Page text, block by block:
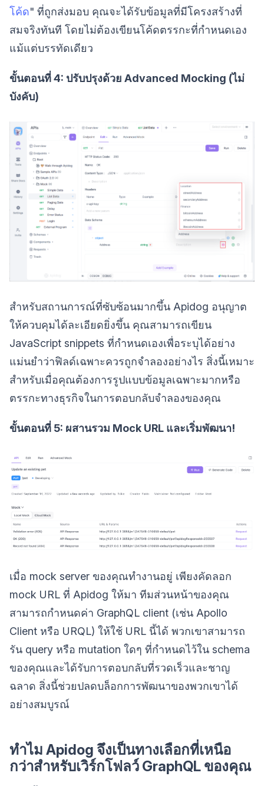
โค้ด" ที่ถูกส่งมอบ คุณจะได้รับข้อมูลที่มีโครงสร้างที่
สมจริงทันที โดยไม่ต้องเขียนโค้ดตรรกะที่กำหนดเอง
แม้แต่บรรทัดเดียว
ขั้นตอนที่ 4: ปรับปรุงด้วย Advanced Mocking (ไม่
บังคับ)
สำหรับสถานการณ์ที่ซับซ้อนมากขึ้น Apidog อนุญาต
ให้ควบคุมได้ละเอียดยิ่งขึ้น คุณสามารถเขียน
JavaScript snippets ที่กำหนดเองเพื่อระบุได้อย่าง
แม่นยำว่าฟิลด์เฉพาะควรถูกจำลองอย่างไร สิ่งนี้เหมาะ
สำหรับเมื่อคุณต้องการรูปแบบข้อมูลเฉพาะมากหรือ
ตรรกะทางธุรกิจในการตอบกลับจำลองของคุณ
ขั้นตอนที่ 5: ผสานรวม Mock URL และเริ่มพัฒนา!
เมื่อ mock server ของคุณทำงานอยู่ เพียงคัดลอก
mock URL ที่ Apidog ให้มา ทีมส่วนหน้าของคุณ
สามารถกำหนดค่า GraphQL client (เช่น Apollo
Client หรือ URQL) ให้ใช้ URL นี้ได้ พวกเขาสามารถ
รัน query หรือ mutation ใดๆ ที่กำหนดไว้ใน schema
ของคุณและได้รับการตอบกลับที่รวดเร็วและชาญ
ฉลาด สิ่งนี้ช่วยปลดบล็อกการพัฒนาของพวกเขาได้
อย่างสมบูรณ์
ทำไม Apidog จึงเป็นทางเลือกที่เหนือ
กว่าสำหรับเวิร์กโฟลว์ GraphQL ของคุณ